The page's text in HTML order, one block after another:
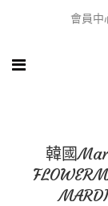
會員中
韓國